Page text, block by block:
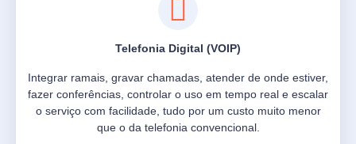
Telefonia Digital (VOIP)
Integrar ramais, gravar chamadas, atender de onde estiver,
fazer conferências, controlar o uso em tempo real e escalar
o serviço com facilidade, tudo por um custo muito menor
que o da telefonia convencional.